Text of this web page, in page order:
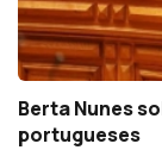
Berta Nunes
portugueses